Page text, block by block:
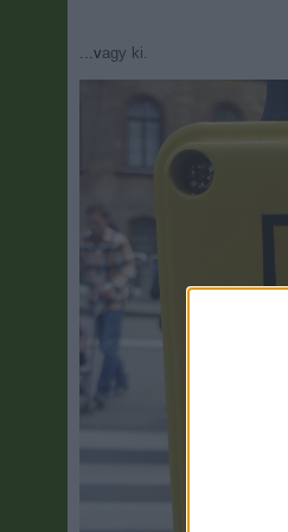
...vagy ki.